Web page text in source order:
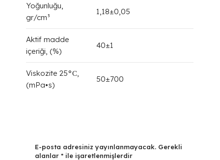
Yoğunluğu,
gr/cm³
1,18±0,05
Aktif madde
içeriği, (%)
40±1
Viskozite 25°С,
(mPa•s)
50±700
E-posta adresiniz yayınlanmayacak. Gerekli
alanlar *ile işaretlenmişlerdir